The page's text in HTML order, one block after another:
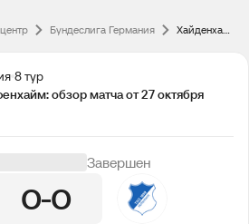
Бундеслига Германия Хайденхайм - Хоффенхайм: обзор матча от 27 октября 2024
8 тур
обзор матча от 27 октября
Завершен
0 0